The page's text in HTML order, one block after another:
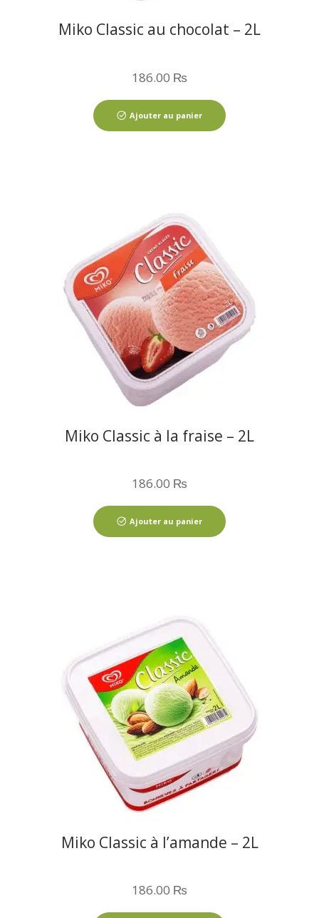
Miko Classic au chocolat – 2L
186.00 ₨
Ajouter au panier
Miko Classic à la fraise – 2L
186.00 ₨
Ajouter au panier
Miko Classic à l’amande – 2L
186.00 ₨